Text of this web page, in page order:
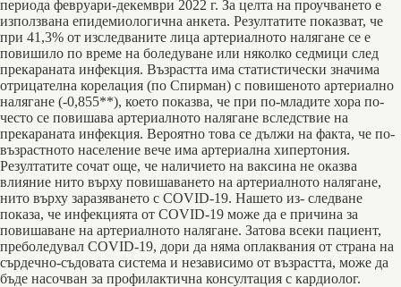
периода февруари-декември 2022 г. За целта на проучването е
използвана епидемиологична анкета. Резултатите показват, че
при 41,3% от изследваните лица артериалното налягане се е
повишило по време на боледуване или няколко седмици след
прекараната инфекция. Възрастта има статистически значима
отрицателна корелация (по Спирман) с повишеното артериално
налягане (-0,855**), което показва, че при по-младите хора по-
често се повишава артериалното налягане вследствие на
прекараната инфекция. Вероятно това се дължи на факта, че по-
възрастното население вече има артериална хипертония.
Резултатите сочат още, че наличието на ваксина не оказва
влияние нито върху повишаването на артериалното налягане,
нито върху заразяването с COVID-19. Нашето из- следване
показа, че инфекцията от COVID-19 може да е причина за
повишаване на артериалното налягане. Затова всеки пациент,
преболедувал COVID-19, дори да няма оплаквания от страна на
сърдечно-съдовата система и независимо от възрастта, може да
бъде насочван за профилактична консултация с кардиолог.